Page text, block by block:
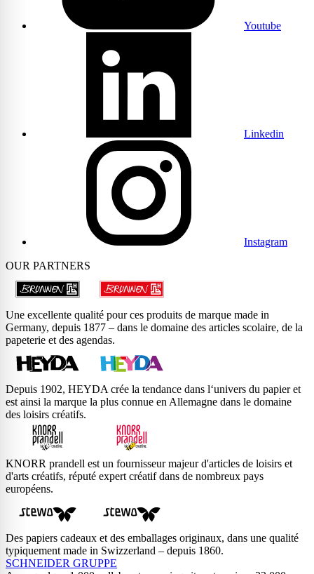
Youtube
Linkedin
Instagram
OUR PARTNERS
Une excellente qualité pour ces produits de marque made in
Germany, depuis 1877 – dans le domaine des articles scolaire, de la
papeterie et des agendas.
Depuis 1902, HEYDA crée la tendance dans l‘univers du papier et
est ainsi la marque la plus connue en Allemagne dans le domaine
des loisirs créatifs.
KNORR prandell est un fournisseur majeur d'articles de loisirs et
d'arts créatifs, réputé expert créatif dans de nombreux pays
européens.
Des papiers cadeaux et des emballages originaux, dans une qualité
typiquement made in Swizzerland – depuis 1860.
SCHNEIDER GRUPPE